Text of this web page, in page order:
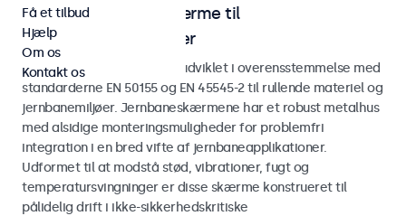
Skærme og touchskærme til
jernbaneapplikationer
Skærme og touchskærme udviklet i overensstemmelse med
standarderne EN 50155 og EN 45545-2 til rullende materiel og
jernbanemiljøer. Jernbaneskærmene har et robust metalhus
med alsidige monteringsmuligheder for problemfri
integration i en bred vifte af jernbaneapplikationer.
Udformet til at modstå stød, vibrationer, fugt og
temperatursvingninger er disse skærme konstrueret til
pålidelig drift i ikke-sikkerhedskritiske
Få et tilbud
Hjælp
Om os
Kontakt os